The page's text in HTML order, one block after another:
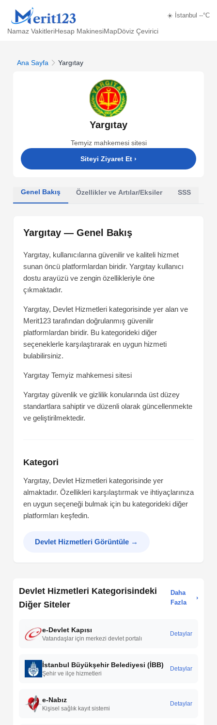
☀️ İstanbul --°C
Namaz VakitleriHesap MakinesiMapDöviz Çevirici
Ana Sayfa Yargıtay
Yargıtay
Temyiz mahkemesi sitesi
Siteyi Ziyaret Et ›
Genel Bakış Özellikler ve Artılar/Eksiler SSS
Yargıtay — Genel Bakış
Yargıtay, kullanıcılarına güvenilir ve kaliteli hizmet
sunan öncü platformlardan biridir. Yargıtay kullanıcı
dostu arayüzü ve zengin özellikleriyle öne
çıkmaktadır.
Yargıtay, Devlet Hizmetleri kategorisinde yer alan ve
Merit123 tarafından doğrulanmış güvenilir
platformlardan biridir. Bu kategorideki diğer
seçeneklerle karşılaştırarak en uygun hizmeti
bulabilirsiniz.
Yargıtay Temyiz mahkemesi sitesi
Yargıtay güvenlik ve gizlilik konularında üst düzey
standartlara sahiptir ve düzenli olarak güncellenmekte
ve geliştirilmektedir.
Kategori
Yargıtay, Devlet Hizmetleri kategorisinde yer
almaktadır. Özellikleri karşılaştırmak ve ihtiyaçlarınıza
en uygun seçeneği bulmak için bu kategorideki diğer
platformları keşfedin.
Devlet Hizmetleri Görüntüle →
Devlet Hizmetleri Kategorisindeki
Diğer Siteler
Daha
Fazla
›
e-Devlet Kapısı
Vatandaşlar için merkezi devlet portalı
Detaylar
İstanbul Büyükşehir Belediyesi (İBB)
Şehir ve ilçe hizmetleri
Detaylar
e-Nabız
Kişisel sağlık kayıt sistemi
Detaylar